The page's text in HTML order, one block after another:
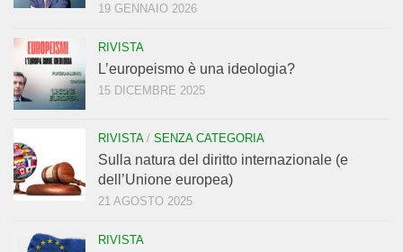
19 GENNAIO 2026
RIVISTA
L’europeismo è una ideologia?
15 DICEMBRE 2025
RIVISTA/ SENZA CATEGORIA
Sulla natura del diritto internazionale (e
dell’Unione europea)
21 AGOSTO 2025
RIVISTA